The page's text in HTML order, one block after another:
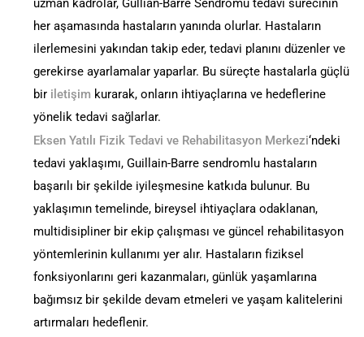
uzman kadrolar, Gullian-Barre Sendromu tedavi sürecinin
her aşamasında hastaların yanında olurlar. Hastaların
ilerlemesini yakından takip eder, tedavi planını düzenler ve
gerekirse ayarlamalar yaparlar. Bu süreçte hastalarla güçlü
bir iletişim kurarak, onların ihtiyaçlarına ve hedeflerine
yönelik tedavi sağlarlar.
Eksen Yatılı Fizik Tedavi ve Rehabilitasyon Merkezi‘ndeki
tedavi yaklaşımı, Guillain-Barre sendromlu hastaların
başarılı bir şekilde iyileşmesine katkıda bulunur. Bu
yaklaşımın temelinde, bireysel ihtiyaçlara odaklanan,
multidisipliner bir ekip çalışması ve güncel rehabilitasyon
yöntemlerinin kullanımı yer alır. Hastaların fiziksel
fonksiyonlarını geri kazanmaları, günlük yaşamlarına
bağımsız bir şekilde devam etmeleri ve yaşam kalitelerini
artırmaları hedeflenir.